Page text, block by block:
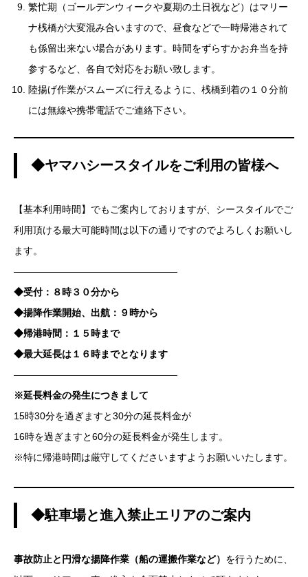
繁忙期（ゴールデンウィークや夏期の土日祝など）はマリー
ナ桟橋が大変混み合いますので、昼食などで一時帰港されて
も係留出来ない場合があります。時間をずらすかお弁当を持
参するなど、各自で対応をお願い致します。
陸揚げ作業がスムーズに行えるように、桟橋到着の１０分前
には無線や携帯電話でご連絡下さい。
◆ヤマハシースタイルをご利用の皆様へ
【基本利用時間】でもご案内しておりますが、シースタイルでご
利用頂ける最大可能時間は以下の通りですのでよろしくお願いし
ます。
—————————————————
◆受付：８時３０分から
◆揚降作業開始、出航：９時から
◆帰港時間：１５時まで
◆最大延長は１６時までとなります
—————————————————
※延長料金の発生につきまして
15時30分を過ぎますと30分の延長料金が
16時を過ぎますと60分の延長料金が発生します。
※特に帰港時間は厳守してくださいますようお願いいたします。
◆駐車場と進入禁止エリアのご案内
事故防止と円滑な揚降作業（船の運搬作業など） を行うために、